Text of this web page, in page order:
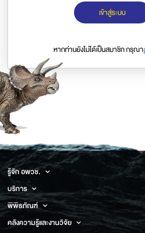
เข้าสู่ระบบ
หากท่านยังไม่ได้เป็นสมาชิก กรุณา
รู้จัก อพวช.
บริการ
พิพิธภัณฑ์
คลังความรู้และงานวิจัย